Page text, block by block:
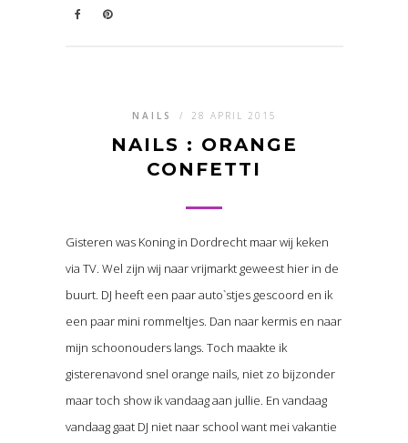
NAILS / 28 APRIL 2015
NAILS : ORANGE
CONFETTI
Gisteren was Koning in Dordrecht maar wij keken
via TV. Wel zijn wij naar vrijmarkt geweest hier in de
buurt. DJ heeft een paar auto`stjes gescoord en ik
een paar mini rommeltjes. Dan naar kermis en naar
mijn schoonouders langs. Toch maakte ik
gisterenavond snel orange nails, niet zo bijzonder
maar toch show ik vandaag aan jullie. En vandaag
vandaag gaat DJ niet naar school want mei vakantie